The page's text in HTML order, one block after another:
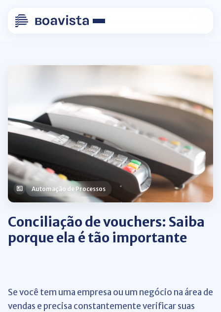
Automação de Processos
Conciliação de vouchers: Saiba
porque ela é tão importante
Se você tem uma empresa ou um negócio na área de
vendas e precisa constantemente verificar suas